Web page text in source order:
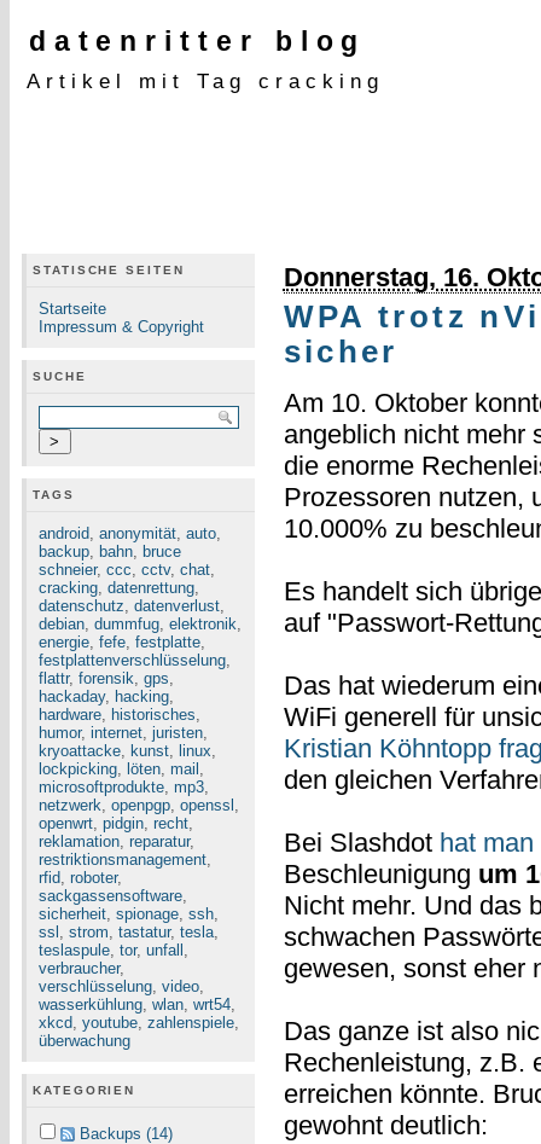
datenritter blog
Artikel mit Tag cracking
STATISCHE SEITEN
Startseite
Impressum & Copyright
SUCHE
TAGS
android, anonymität, auto,
backup, bahn, bruce
schneier, ccc, cctv, chat,
cracking, datenrettung,
datenschutz, datenverlust,
debian, dummfug, elektronik,
energie, fefe, festplatte,
festplattenverschlüsselung,
flattr, forensik, gps,
hackaday, hacking,
hardware, historisches,
humor, internet, juristen,
kryoattacke, kunst, linux,
lockpicking, löten, mail ,
microsoftprodukte, mp3,
netzwerk, openpgp, openssl ,
openwrt, pidgin, recht,
reklamation, reparatur,
restriktionsmanagement,
rfid, roboter,
sackgassensoftware,
sicherheit, spionage, ssh,
ssl , strom, tastatur, tesla,
teslaspule, tor, unfall ,
verbraucher,
verschlüsselung, video,
wasserkühlung, wlan, wrt54,
xkcd, youtube, zahlenspiele,
überwachung
KATEGORIEN
Backups (14)
Donnerstag, 16.
WPA trotz
sicher
Am 10. Oktober
angeblich nicht mehr
die enorme
Prozessoren nutzen,
10.000% zu
Es handelt sich
auf "Passwort-
Das hat wiederum
WiFi generell für
Kristian Köhntopp
den gleichen
Bei Slashdot hat
Beschleunigung um
Nicht mehr. Und das
schwachen
gewesen, sonst eher
Das ganze ist also
Rechenleistung, z.B.
erreichen könnte.
gewohnt deutlich: